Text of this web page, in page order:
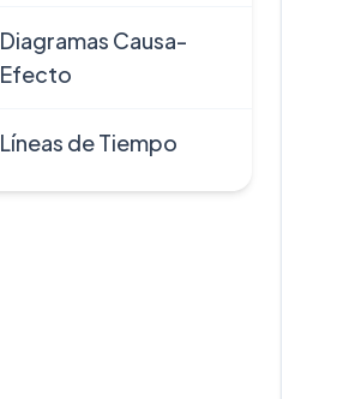
Diagramas Causa-
Efecto
Líneas de Tiempo